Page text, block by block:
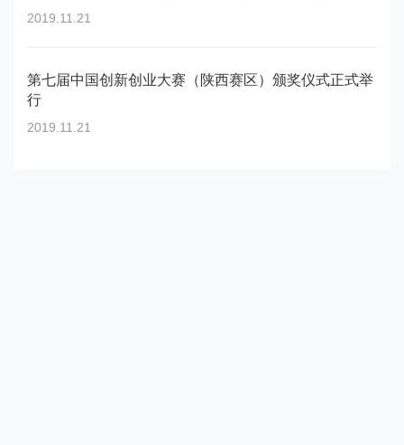
2019.11.21
第七届中国创新创业大赛（陕西赛区）颁奖仪式正式举
行
2019.11.21